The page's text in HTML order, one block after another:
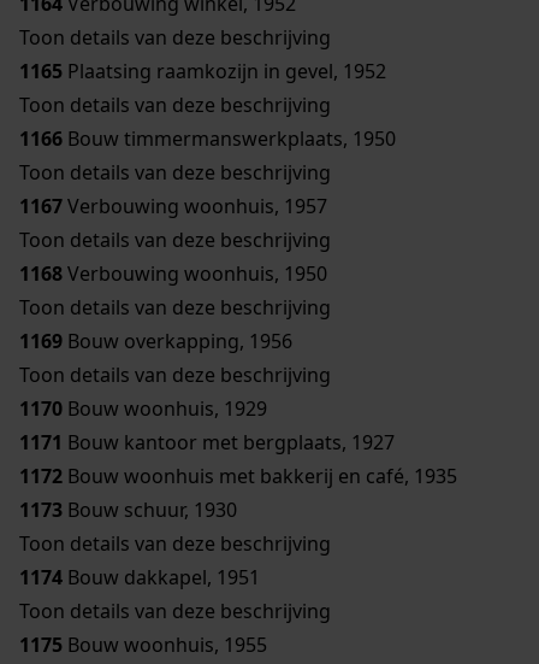
Toon details van deze beschrijving
1165 Plaatsing raamkozijn in gevel, 1952
Toon details van deze beschrijving
1166 Bouw timmermanswerkplaats, 1950
Toon details van deze beschrijving
1167Verbouwing woonhuis, 1957
Toon details van deze beschrijving
1168Verbouwing woonhuis, 1950
Toon details van deze beschrijving
1169 Bouw overkapping, 1956
Toon details van deze beschrijving
1170 Bouw woonhuis, 1929
1171 Bouw kantoor met bergplaats, 1927
1172 Bouw woonhuis met bakkerij en café, 1935
1173 Bouw schuur, 1930
Toon details van deze beschrijving
1174 Bouw dakkapel, 1951
Toon details van deze beschrijving
1175 Bouw woonhuis, 1955